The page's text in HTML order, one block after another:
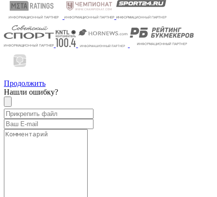
Продолжить
Нашли ошибку?